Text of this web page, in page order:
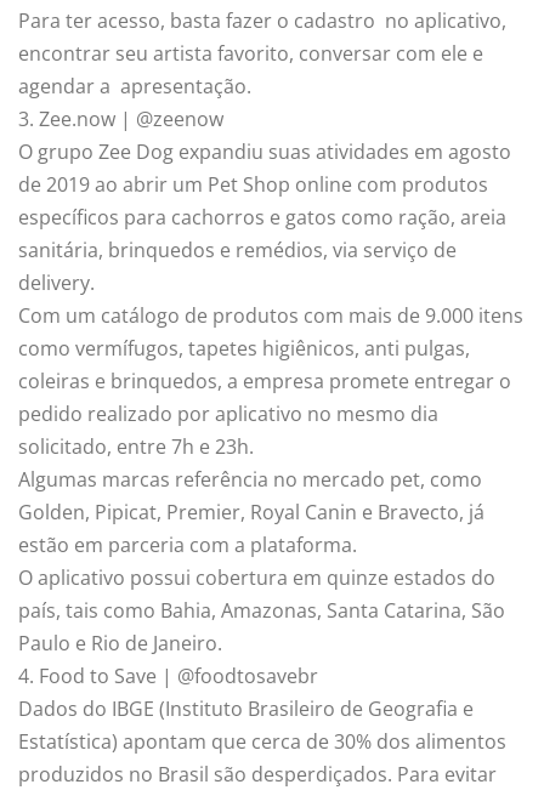
Para ter acesso, basta fazer o cadastro no aplicativo,
encontrar seu artista favorito, conversar com ele e
agendar a apresentação.
3. Zee.now | @zeenow
O grupo Zee Dog expandiu suas atividades em agosto
de 2019 ao abrir um Pet Shop online com produtos
específicos para cachorros e gatos como ração, areia
sanitária, brinquedos e remédios, via serviço de
delivery.
Com um catálogo de produtos com mais de 9.000 itens
como vermífugos, tapetes higiênicos, anti pulgas,
coleiras e brinquedos, a empresa promete entregar o
pedido realizado por aplicativo no mesmo dia
solicitado, entre 7h e 23h.
Algumas marcas referência no mercado pet, como
Golden, Pipicat, Premier, Royal Canin e Bravecto, já
estão em parceria com a plataforma.
O aplicativo possui cobertura em quinze estados do
país, tais como Bahia, Amazonas, Santa Catarina, São
Paulo e Rio de Janeiro.
4. Food to Save | @foodtosavebr
Dados do IBGE (Instituto Brasileiro de Geografia e
Estatística) apontam que cerca de 30% dos alimentos
produzidos no Brasil são desperdiçados. Para evitar